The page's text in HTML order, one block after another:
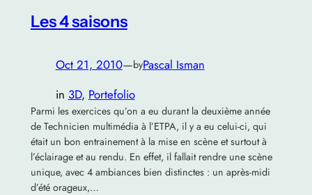
Les 4 saisons
Oct 21, 2010—byPascal Isman
in 3D, Portefolio
Parmi les exercices qu’on a eu durant la deuxième année
de Technicien multimédia à l’ETPA, il y a eu celui-ci, qui
était un bon entrainement à la mise en scène et surtout à
l’éclairage et au rendu. En effet, il fallait rendre une scène
unique, avec 4 ambiances bien distinctes : un après-midi
d’été orageux,…